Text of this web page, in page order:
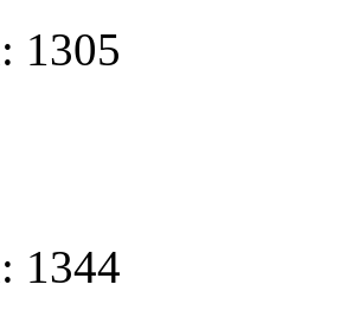
1305
1344